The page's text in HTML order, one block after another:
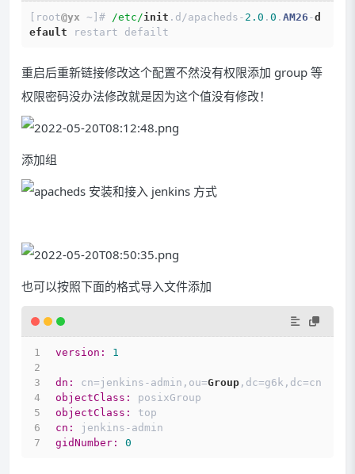
[root@yx ~ ]# /etc/init .d /apacheds - 2.0 . 0 . AM26 -d
efault restart defailt
重启后重新链接修改这个配置不然没有权限添加 group 等
权限密码没办法修改就是因为这个值没有修改！
添加组
也可以按照下面的格式导入文件添加
version: 1
dn: cn=jenkins-admin,ou=Group ,dc=g6k,dc=cn
objectClass:
posixGroup
objectClass:
top
cn:
jenkins-admin
gidNumber:
0